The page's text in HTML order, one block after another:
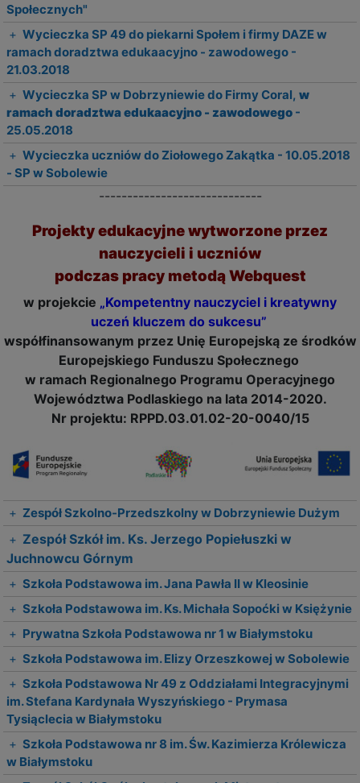
Społecznych"
+ Wycieczka SP 49 do piekarni Społem i firmy DAZE w
ramach doradztwa edukaacyjno - zawodowego -
21.03.2018
+ Wycieczka SP w Dobrzyniewie do Firmy Coral, w
ramach doradztwa edukaacyjno - zawodowego -
25.05.2018
+ Wycieczka uczniów do Ziołowego Zakątka - 10.05.2018
- SP w Sobolewie
-----------------------------
Projekty edukacyjne wytworzone przez
nauczycieli i uczniów
podczas pracy metodą Webquest
w projekcie „Kompetentny nauczyciel i kreatywny
uczeń kluczem do sukcesu”
współfinansowanym przez Unię Europejską ze środków
Europejskiego Funduszu Społecznego
w ramach Regionalnego Programu Operacyjnego
Województwa Podlaskiego na lata 2014-2020.
Nr projektu: RPPD.03.01.02-20-0040/15
+ Zespół Szkolno-Przedszkolny w Dobrzyniewie Dużym
+ Zespół Szkół im. Ks. Jerzego Popiełuszki w
Juchnowcu Górnym
+ Szkoła Podstawowa im. Jana Pawła II w Kleosinie
+ Szkoła Podstawowa im. Ks. Michała Sopoćki w Księżynie
+ Prywatna Szkoła Podstawowa nr 1 w Białymstoku
+ Szkoła Podstawowa im. Elizy Orzeszkowej w Sobolewie
+ Szkoła Podstawowa Nr 49 z Oddziałami Integracyjnymi
im. Stefana Kardynała Wyszyńskiego - Prymasa
Tysiąclecia w Białymstoku
+ Szkoła Podstawowa nr 8 im. Św. Kazimierza Królewicza
w Białymstoku